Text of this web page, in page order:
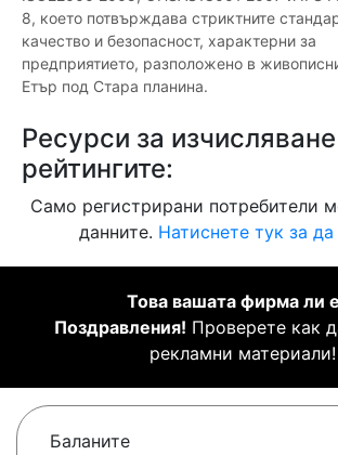
8, което потвърждава стриктните
качество и безопасност, характерни за
предприятието, разположено в
Етър под Стара планина.
Ресурси за
рейтингите:
Само регистрирани потребители
данните. Натиснете тук за да
Това вашата фирма ли
Поздравления! Проверете как
рекламни материали!
Баланите